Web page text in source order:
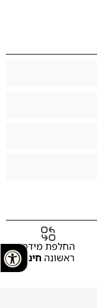
החלפת מידה
ראשונה חינם